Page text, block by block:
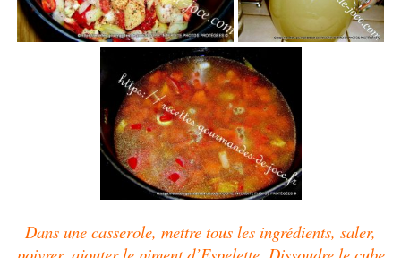
Dans une casserole, mettre tous les ingrédients, saler,